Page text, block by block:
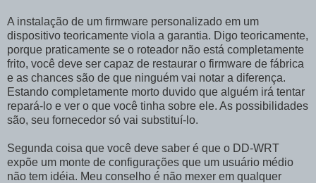
A instalação de um firmware personalizado em um
dispositivo teoricamente viola a garantia. Digo teoricamente,
porque praticamente se o roteador não está completamente
frito, você deve ser capaz de restaurar o firmware de fábrica
e as chances são de que ninguém vai notar a diferença.
Estando completamente morto duvido que alguém irá tentar
repará-lo e ver o que você tinha sobre ele. As possibilidades
são, seu fornecedor só vai substituí-lo.
Segunda coisa que você deve saber é que o DD-WRT
expõe um monte de configurações que um usuário médio
não tem idéia. Meu conselho é não mexer em qualquer